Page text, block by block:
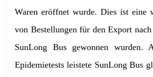
Waren eröffnet wurde. Dies ist eine
von Bestellungen für den Export
SunLong Bus gewonnen wurden.
Epidemietests leistete SunLong Bus